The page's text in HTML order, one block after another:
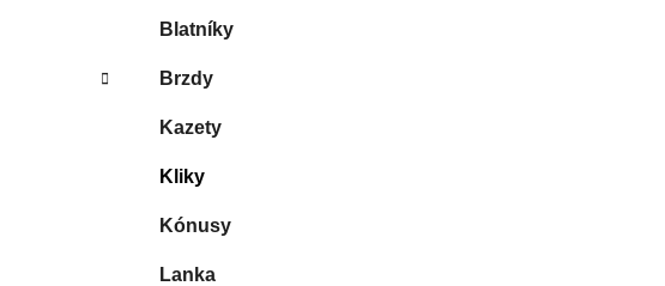
Blatníky
Brzdy
Kazety
Kliky
Kónusy
Lanka